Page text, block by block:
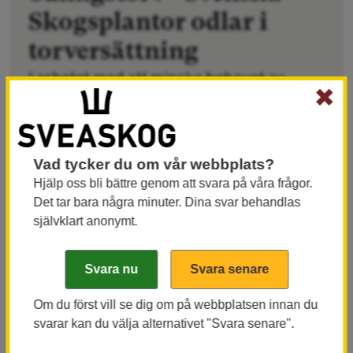
Skogsplantor odlar i
torversättning
I arbetet med att minska behovet av
odlingstorv har Sveaskogs affärsområde
Svenska Skogsplantor successivt ersatt
odlingstorven med
ersättningsprodukter. I delar av
odlingarna används idag upp till 50
procent träfiber.
Publicerad2024-05-28
✖
Vad tycker du om vår webbplats?
Hjälp oss bli bättre genom att svara på våra frågor.
Det tar bara några minuter. Dina svar behandlas
självklart anonymt.
Om du först vill se dig om på webbplatsen innan du
svarar kan du välja alternativet "Svara senare".